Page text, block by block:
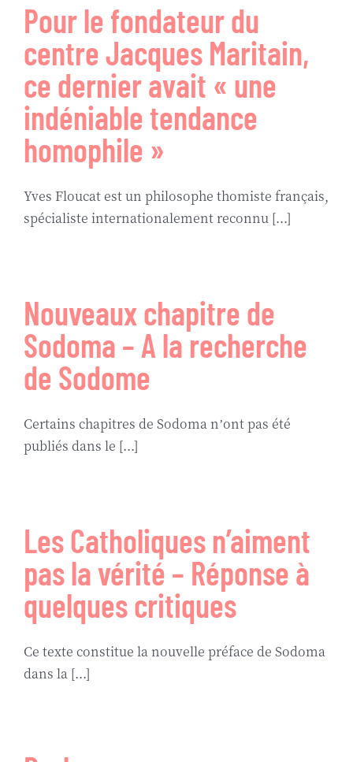
Pour le fondateur du
centre Jacques Maritain,
ce dernier avait « une
indéniable tendance
homophile »
Yves Floucat est un philosophe thomiste français,
spécialiste internationalement reconnu [...]
Nouveaux chapitre de
Sodoma – A la recherche
de Sodome
Certains chapitres de Sodoma n’ont pas été
publiés dans le [...]
Les Catholiques n’aiment
pas la vérité – Réponse à
quelques critiques
Ce texte constitue la nouvelle préface de Sodoma
dans la [...]